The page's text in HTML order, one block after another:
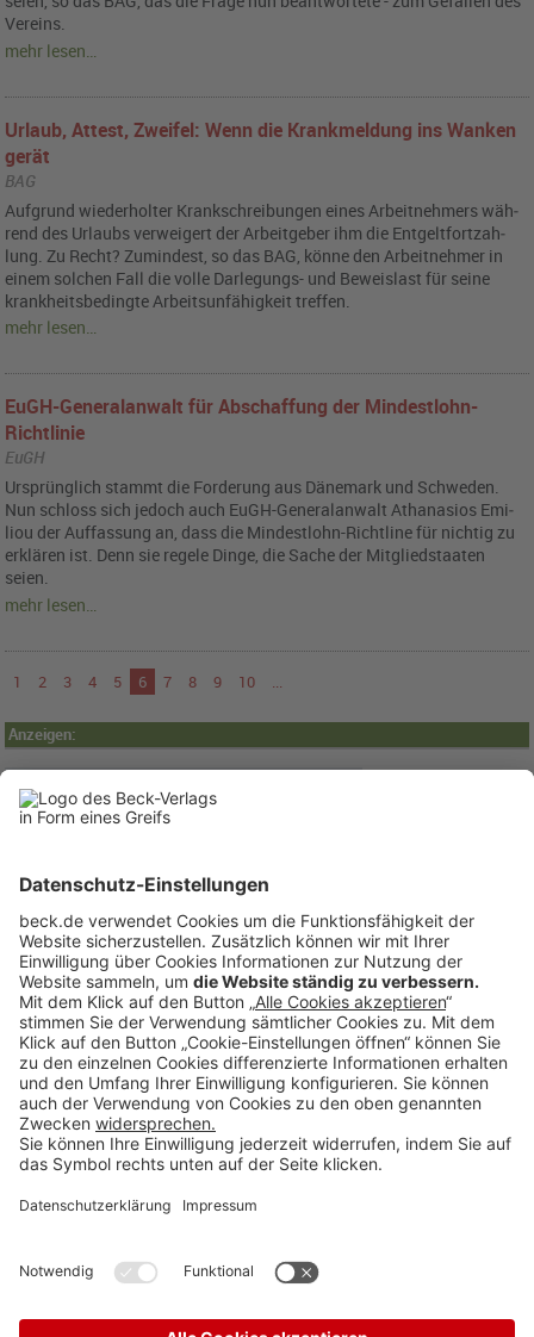
Ver­eins.
mehr lesen…
Urlaub, Attest, Zweifel: Wenn die Krankmeldung ins Wanken
gerät
BAG
Auf­grund wie­der­hol­ter Krank­schrei­bun­gen eines Ar­beit­neh­mers wäh­
rend des Ur­laubs ver­wei­gert der Ar­beit­ge­ber ihm die Ent­gelt­fort­zah­
lung. Zu Recht? Zu­min­dest, so das BAG, könne den Ar­beit­neh­mer in
einem sol­chen Fall die volle Dar­le­gungs- und Be­weis­last für seine
krank­heits­be­ding­te Ar­beits­un­fä­hig­keit tref­fen.
mehr lesen…
EuGH-Generalanwalt für Abschaffung der Mindestlohn-
Richtlinie
EuGH
Ur­sprüng­lich stammt die For­de­rung aus Dä­ne­mark und Schwe­den.
Nun schloss sich je­doch auch EuGH-Ge­ne­ral­an­walt Atha­na­si­os Emi­
liou der Auf­fas­sung an, dass die Min­dest­lohn-Richt­li­ne für nich­tig zu
er­klä­ren ist. Denn sie re­ge­le Dinge, die Sache der Mit­glied­staa­ten
seien.
mehr lesen…
1 2 3 4 5 6 7 8 9 10 ...
Anzeigen:
BECK Stellenmarkt